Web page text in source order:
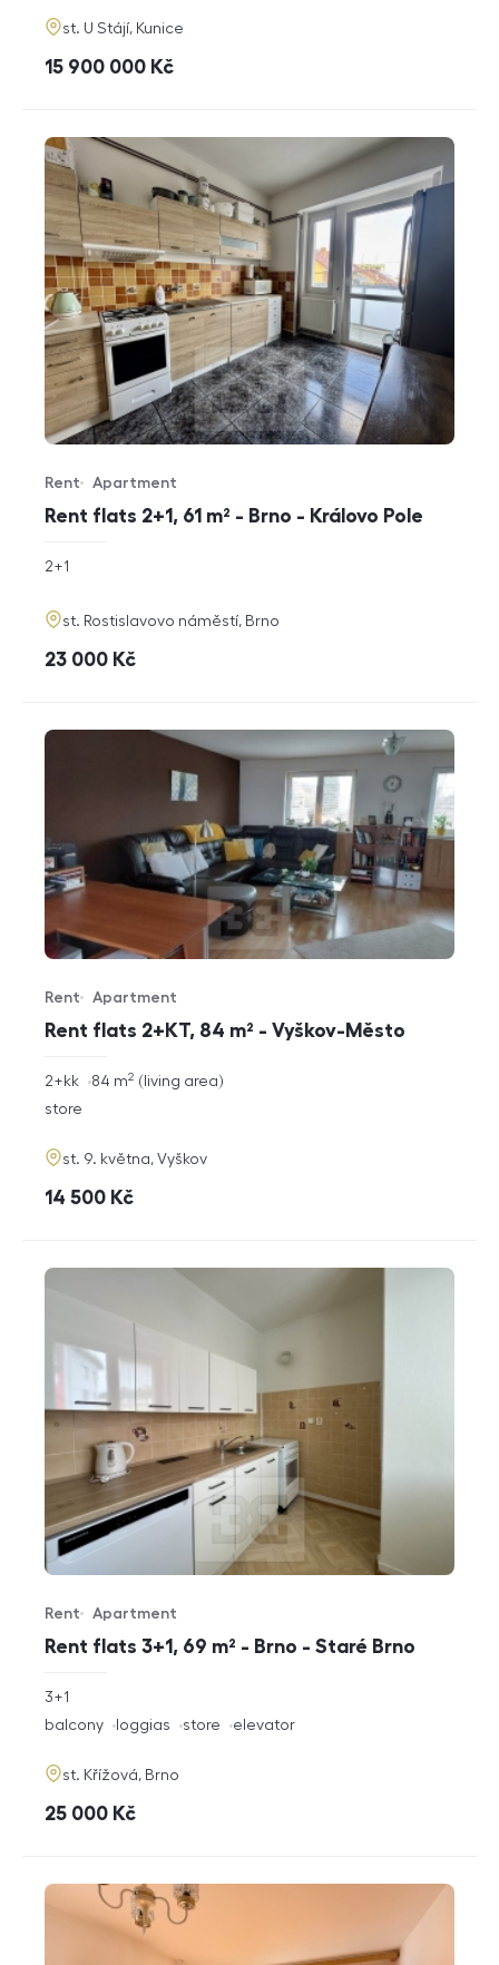
adresa
st. U Stájí, Kunice
cena
15 900 000 Kč
Rent flats 2+1, 61 m² - Brno - Královo Pole
Offer type
Rent
Property type
Apartment
rozměry
disposition
2+1
adresa
st. Rostislavovo náměstí, Brno
cena
23 000 Kč
Rent flats 2+KT, 84 m² - Vyškov-Město
Offer type
Rent
Property type
Apartment
rozměry
2+kk living area
84 m2
funkce
store
adresa
st. 9. května, Vyškov
cena
14 500 Kč
Rent flats 3+1, 69 m² - Brno - Staré Brno
Offer type
Rent
Property type
Apartment
rozměry
3+1
funkce
balcony loggias store elevator
adresa
st. Křížová, Brno
cena
25 000 Kč